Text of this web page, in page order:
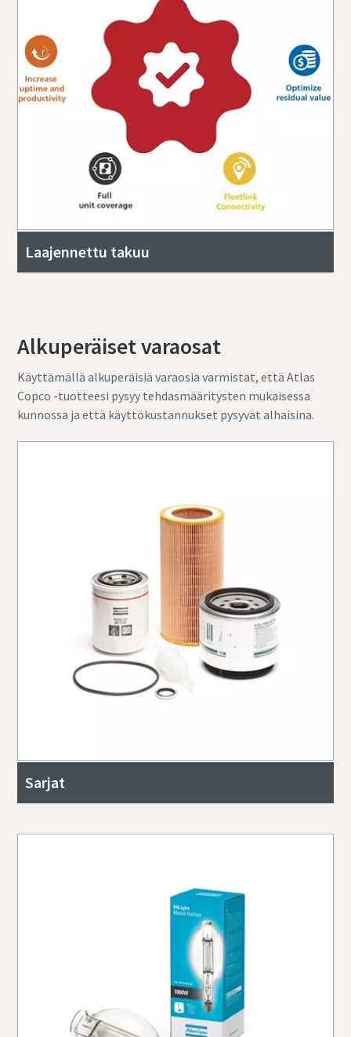
Laajennettu takuu
Alkuperäiset varaosat
Käyttämällä alkuperäisiä varaosia varmistat, että Atlas
Copco -tuotteesi pysyy tehdasmääritysten mukaisessa
kunnossa ja että käyttökustannukset pysyvät alhaisina.
Sarjat